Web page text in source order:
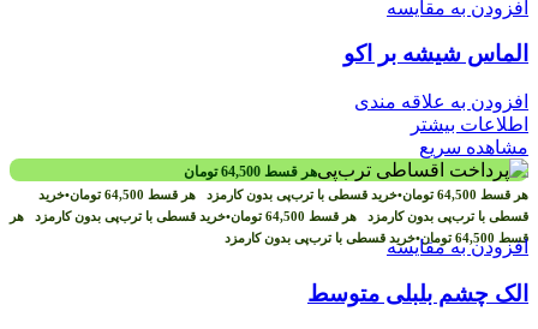
افزودن به مقایسه
الماس شیشه بر اکو
افزودن به علاقه مندی
اطلاعات بیشتر
مشاهده سریع
هر قسط 64,500 تومان
هر قسط 64,500 تومان•خرید قسطی با ترب‌پی بدون کارمزد هر قسط 64,500 تومان•خرید
قسطی با ترب‌پی بدون کارمزد هر قسط 64,500 تومان•خرید قسطی با ترب‌پی بدون کارمزد هر
قسط 64,500 تومان•خرید قسطی با ترب‌پی بدون کارمزدافزودن به مقایسه
الک چشم بلبلی متوسط